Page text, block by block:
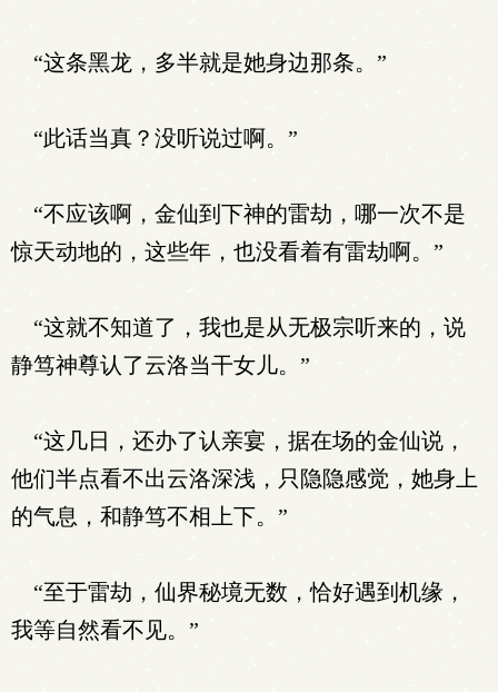
“这条黑龙，多半就是她身边那条。”
“此话当真？没听说过啊。”
“不应该啊，金仙到下神的雷劫，哪一次不是
惊天动地的，这些年，也没看着有雷劫啊。”
“这就不知道了，我也是从无极宗听来的，说
静笃神尊认了云洛当干女儿。”
“这几日，还办了认亲宴，据在场的金仙说，
他们半点看不出云洛深浅，只隐隐感觉，她身上
的气息，和静笃不相上下。”
“至于雷劫，仙界秘境无数，恰好遇到机缘，
我等自然看不见。”